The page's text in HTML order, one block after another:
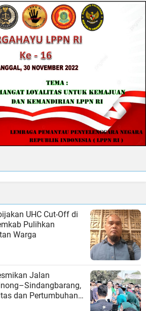
UHC Cut-Off di
Pulihkan
Warga
Jalan
dan Pertumbuhan